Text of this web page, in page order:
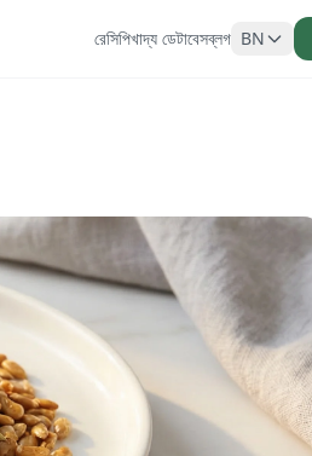
রেসিপিখাদ্য ডেটাবেসব্লগ BN